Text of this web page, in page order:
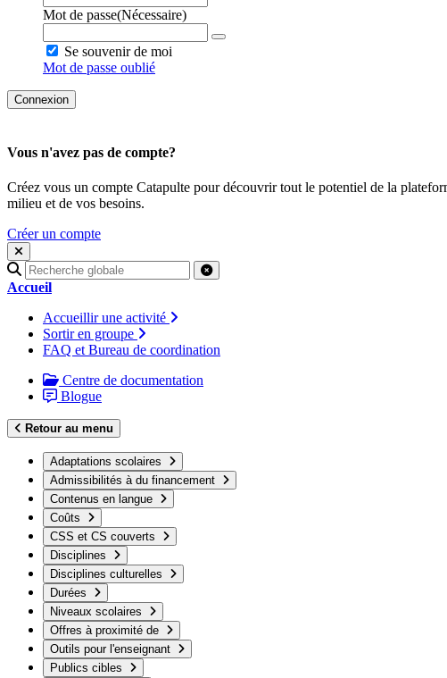
Mot de passe(Nécessaire)
Se souvenir de moi
Mot de passe oublié
Vous n'avez pas de compte?
Créez vous un compte Catapulte pour découvrir tout le potentiel de la
milieu et de vos besoins.
Créer un compte
Recherche
pour
Accueil
Accueillir une activité
Sortir en groupe
FAQ et Bureau de coordination
Centre de documentation
Blogue
Retour au menu
Adaptations scolaires
Admissibilités à du financement
Contenus en langue
Coûts
CSS et CS couverts
Disciplines
Disciplines culturelles
Durées
Niveaux scolaires
Offres à proximité de
Outils pour l'enseignant
Publics cibles